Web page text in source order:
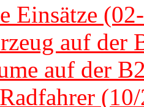
Einsätze
auf der
auf der